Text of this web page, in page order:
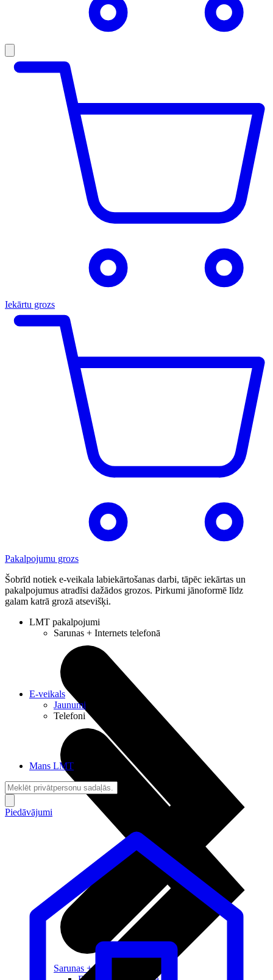
Iekārtu grozs
Pakalpojumu grozs
Šobrīd notiek e-veikala labiekārtošanas darbi, tāpēc iekārtas un
pakalpojumus atradīsi dažādos grozos. Pirkumi jānoformē līdz
galam katrā grozā atsevišķi.
LMT pakalpojumi
Sarunas + Internets telefonā
Sarunas + Internets
E-veikals
Jaunumi
Telefoni
Mans LMT
Piedāvājumi